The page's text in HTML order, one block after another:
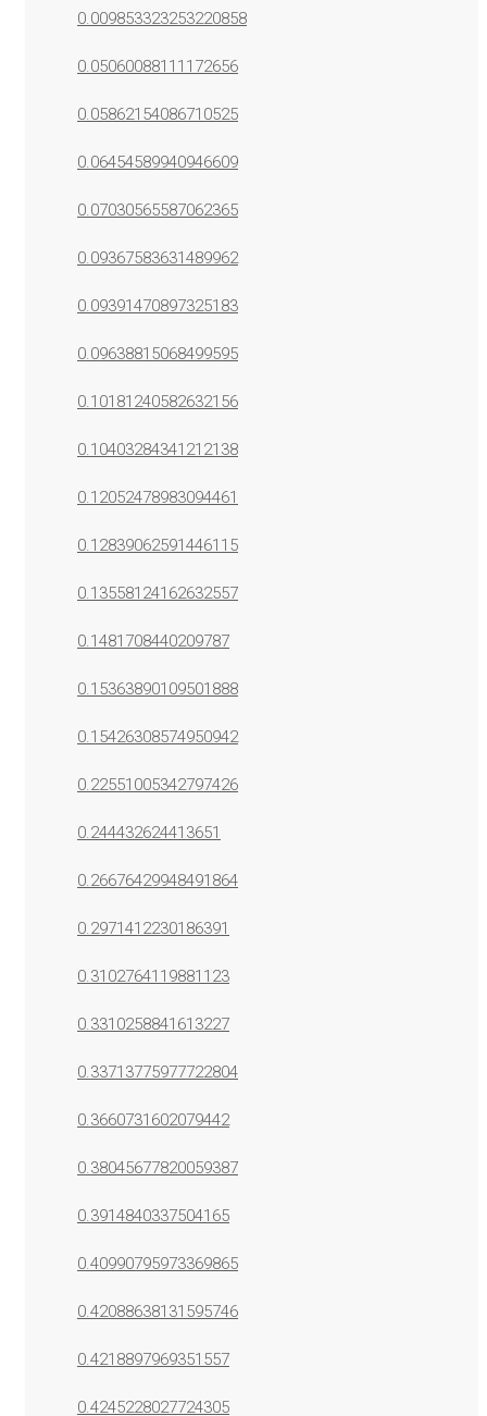
0.009853323253220858
0.05060088111172656
0.05862154086710525
0.06454589940946609
0.07030565587062365
0.09367583631489962
0.09391470897325183
0.09638815068499595
0.10181240582632156
0.10403284341212138
0.12052478983094461
0.12839062591446115
0.13558124162632557
0.1481708440209787
0.15363890109501888
0.15426308574950942
0.22551005342797426
0.244432624413651
0.26676429948491864
0.2971412230186391
0.3102764119881123
0.3310258841613227
0.33713775977722804
0.3660731602079442
0.38045677820059387
0.3914840337504165
0.40990795973369865
0.42088638131595746
0.4218897969351557
0.4245228027724305